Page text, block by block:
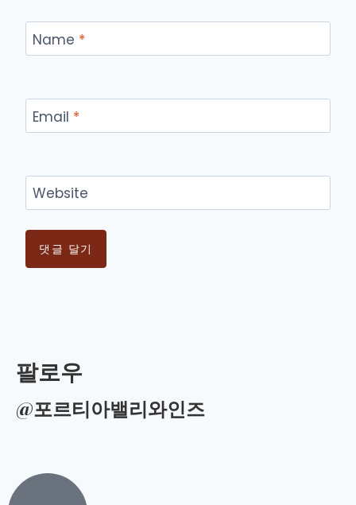
Name *
Email *
Website
팔로우
@포르티아밸리와인즈